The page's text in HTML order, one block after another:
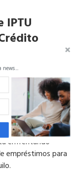
IPTU
após cinco
isso é
evitar surpresas
Com informações e
sua aliada para
enfrentando
empréstimos para